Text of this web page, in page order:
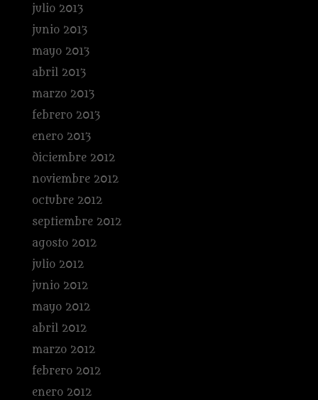
julio 2013
junio 2013
mayo 2013
abril 2013
marzo 2013
febrero 2013
enero 2013
diciembre 2012
noviembre 2012
octubre 2012
septiembre 2012
agosto 2012
julio 2012
junio 2012
mayo 2012
abril 2012
marzo 2012
febrero 2012
enero 2012